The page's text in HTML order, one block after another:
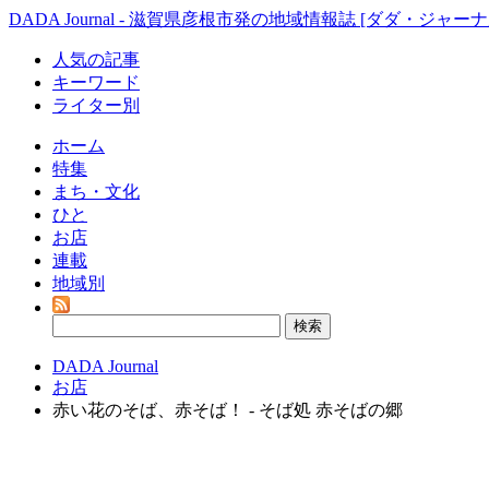
DADA Journal - 滋賀県彦根市発の地域情報誌 [ダダ・ジャー
人気の記事
キーワード
ライター別
ホーム
特集
まち・文化
ひと
お店
連載
地域別
DADA Journal
お店
赤い花のそば、赤そば！ - そば処 赤そばの郷